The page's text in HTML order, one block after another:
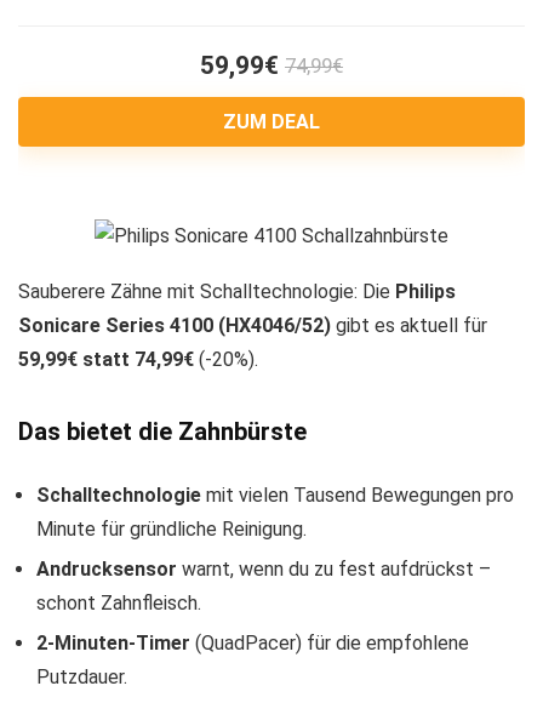
59,99€ 74,99€
ZUM DEAL
Sauberere Zähne mit Schalltechnologie: Die Philips
Sonicare Series 4100 (HX4046/52) gibt es aktuell für
59,99€ statt 74,99€ (-20%).
Das bietet die Zahnbürste
Schalltechnologie mit vielen Tausend Bewegungen pro
Minute für gründliche Reinigung.
Andrucksensor warnt, wenn du zu fest aufdrückst –
schont Zahnfleisch.
2-Minuten-Timer (QuadPacer) für die empfohlene
Putzdauer.